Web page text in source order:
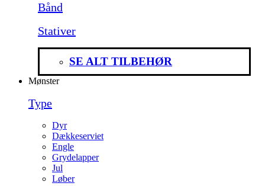
Bånd
Stativer
SE ALT TILBEHØR
Mønster
Type
Dyr
Dækkeserviet
Engle
Grydelapper
Jul
Løber